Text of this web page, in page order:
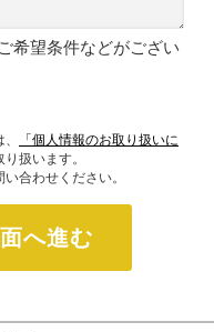
希望条件などがござい
「個人情報のお取り扱いに
扱います。
合わせください。
へ進む